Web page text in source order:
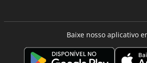
Baixe nosso aplicativo